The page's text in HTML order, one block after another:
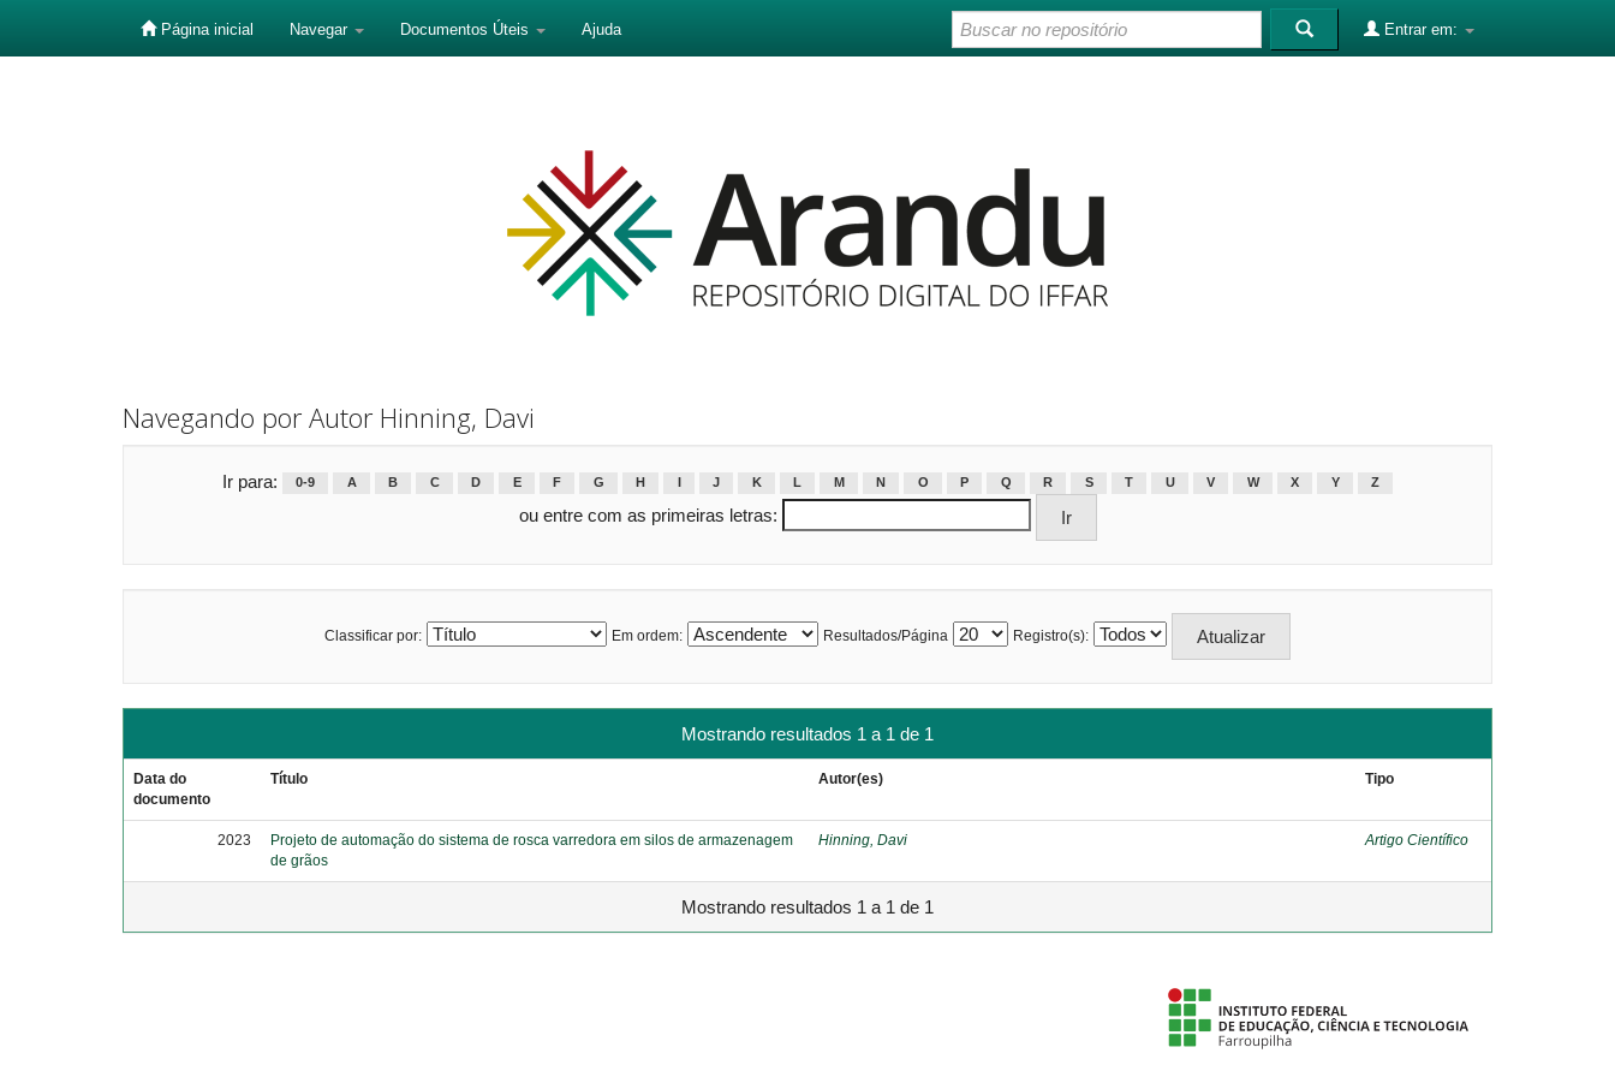
Página inicial Navegar Documentos Úteis Ajuda Entrar em:
Navegando por Autor Hinning, Davi
Ir para: 0-9 A B C D E F G H J K L M N O P Q R S T U V W X Y Z
ou entre com as primeiras letras:
Classificar por: Em ordem: Resultados/Página Registro(s):
Mostrando resultados 1 a 1 de 1
Data do
documento
Título Autor(es) Tipo
2023
Projeto de automação do sistema de rosca varredora em silos de armazenagem
de grãos
Hinning, Davi Artigo Científico
Mostrando resultados 1 a 1 de 1